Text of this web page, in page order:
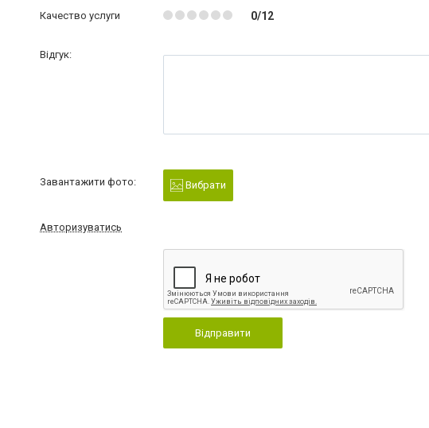
Качество услуги 0/12
Відгук:
Завантажити фото: Вибрати
Авторизуватись
Відправити